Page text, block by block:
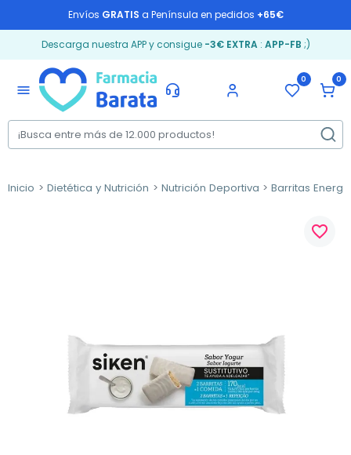
Envíos GRATIS a Península en pedidos +65€
Descarga nuestra APP y consigue -3€ EXTRA: APP-FB ;)
menu
0 0
Inicio Dietética y Nutrición Nutrición Deportiva Barritas
favorite_border